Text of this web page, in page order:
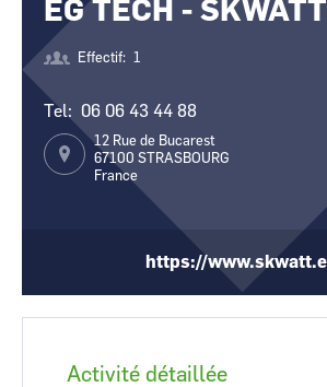
CCI Business
Occitanie
Pays de la Loire
CCI Business
EG TECH - SKWATT
Effectif 1
Tel 06 06 43 44 88
12 Rue de Bucarest
67100 STRASBOURG
France
https://
Activité détaillée